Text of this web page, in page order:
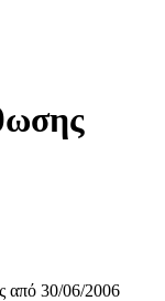
από 30/06/2006